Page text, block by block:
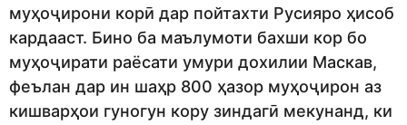
муҳоҷирони корӣ дар пойтахти Русияро ҳисоб
кардааст. Бино ба маълумоти бахши кор бо
муҳоҷирати раёсати умури дохилии Маскав,
феълан дар ин шаҳр 800 ҳазор муҳоҷирон аз
кишварҳои гуногун кору зиндагӣ мекунанд, ки